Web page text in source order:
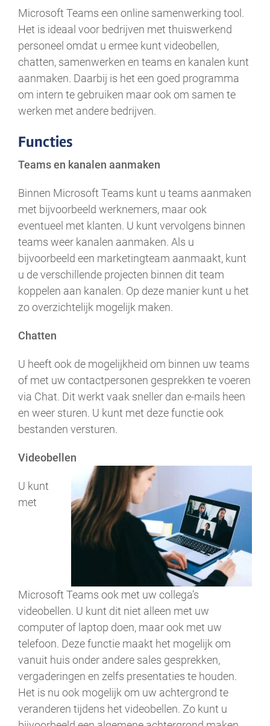
Microsoft Teams een online samenwerking tool.
Het is ideaal voor bedrijven met thuiswerkend
personeel omdat u ermee kunt videobellen,
chatten, samenwerken en teams en kanalen kunt
aanmaken. Daarbij is het een goed programma
om intern te gebruiken maar ook om samen te
werken met andere bedrijven.
Functies
Teams en kanalen aanmaken
Binnen Microsoft Teams kunt u teams aanmaken
met bijvoorbeeld werknemers, maar ook
eventueel met klanten. U kunt vervolgens binnen
teams weer kanalen aanmaken. Als u
bijvoorbeeld een marketingteam aanmaakt, kunt
u de verschillende projecten binnen dit team
koppelen aan kanalen. Op deze manier kunt u het
zo overzichtelijk mogelijk maken.
Chatten
U heeft ook de mogelijkheid om binnen uw teams
of met uw contactpersonen gesprekken te voeren
via Chat. Dit werkt vaak sneller dan e-mails heen
en weer sturen. U kunt met deze functie ook
bestanden versturen.
Videobellen
U kunt
met
Microsoft Teams ook met uw collega’s
videobellen. U kunt dit niet alleen met uw
computer of laptop doen, maar ook met uw
telefoon. Deze functie maakt het mogelijk om
vanuit huis onder andere sales gesprekken,
vergaderingen en zelfs presentaties te houden.
Het is nu ook mogelijk om uw achtergrond te
veranderen tijdens het videobellen. Zo kunt u